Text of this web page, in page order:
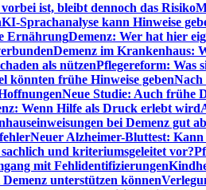
ist, bleibt dennoch das Risiko
KI-Sprachanalyse kann Hinweise
ErnährungDemenz: Wer hat hier
Demenz im Krankenhaus:
als nützenPflegereform: Was
könnten frühe Hinweise gebenNach
Neue Studie: Auch frühe
Wenn Hilfe als Druck erlebt wird
bei Demenz gut
Neuer Alzheimer-Bluttest:
und kriteriumsgeleitet vor?
mit Fehlidentifizierungen
unterstützen können